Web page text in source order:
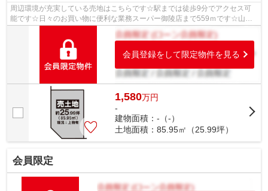
周辺環境が充実している売地はこちらです☆駅までは徒歩9分でアクセス可
能です☆日々のお買い物に便利な業務スーパー御陵店まで559ｍです☆山科
警察署 御陵交番が家から368mのところにあ...
会員登録をして限定物件を見る
1,580万円
-
建物面積：-（-）
土地面積：85.95㎡（25.99坪）
会員限定